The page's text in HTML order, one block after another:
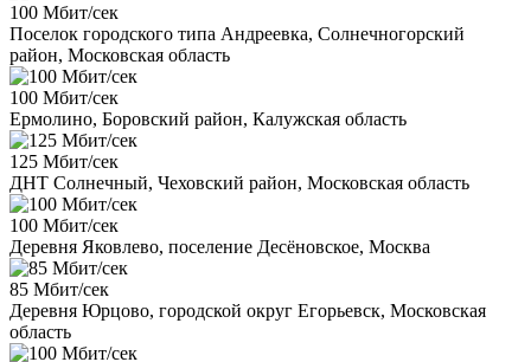
100 Мбит/сек
Поселок городского типа Андреевка, Солнечногорский
район, Московская область
100 Мбит/сек
Ермолино, Боровский район, Калужская область
125 Мбит/сек
ДНТ Солнечный, Чеховский район, Московская область
100 Мбит/сек
Деревня Яковлево, поселение Десёновское, Москва
85 Мбит/сек
Деревня Юрцово, городской округ Егорьевск, Московская
область